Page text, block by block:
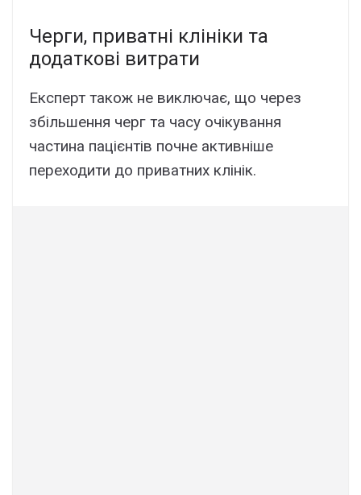
Черги, приватні клініки та
додаткові витрати
Експерт також не виключає, що через
збільшення черг та часу очікування
частина пацієнтів почне активніше
переходити до приватних клінік.